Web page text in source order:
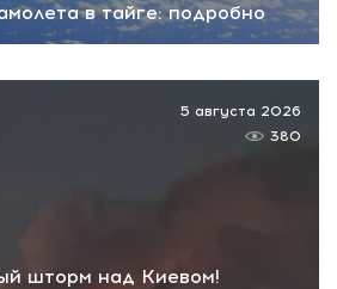
в тайге: подробно
шторм над Киевом!
5 августа 2026
380